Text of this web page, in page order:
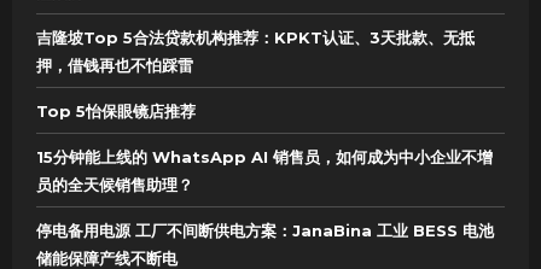
吉隆坡Top 5合法贷款机构推荐：KPKT认证、3天批款、无抵
押，借钱再也不怕踩雷
Top 5怡保眼镜店推荐
15分钟能上线的 WhatsApp AI 销售员，如何成为中小企业不增
员的全天候销售助理？
停电备用电源 工厂不间断供电方案：JanaBina 工业 BESS 电池
储能保障产线不断电